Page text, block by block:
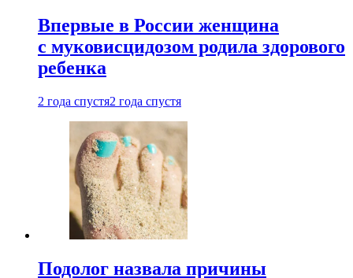
Впервые в России женщина
с муковисцидозом родила здорового
ребенка
2 года спустя2 года спустя
Подолог назвала причины